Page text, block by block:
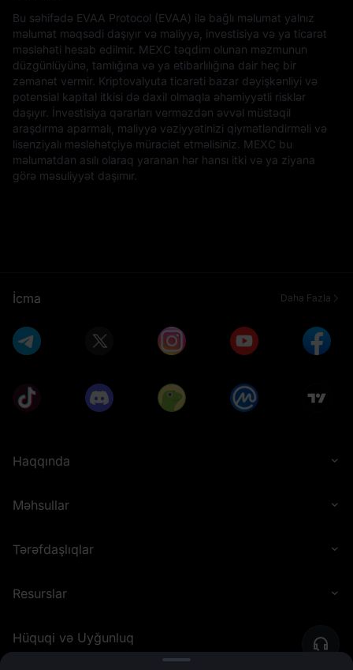
Bu səhifədə EVAA Protocol (EVAA) ilə bağlı məlumat yalnız
məlumat məqsədi daşıyır və maliyyə, investisiya və ya ticarət
məsləhəti hesab edilmir. MEXC təqdim olunan məzmunun
düzgünlüyünə, tamlığına və ya etibarlılığına dair heç bir
zəmanət vermir. Kriptovalyuta ticarəti bazar dəyişkənliyi və
potensial kapital itkisi də daxil olmaqla əhəmiyyətli risklər
daşıyır. İnvestisiya qərarları verməzdən əvvəl müstəqil
araşdırma aparmalı, maliyyə vəziyyətinizi qiymətləndirməli və
lisenziyalı məsləhətçiyə müraciət etməlisiniz. MEXC bu
məlumatdan asılı olaraq yaranan hər hansı itki və ya ziyana
görə məsuliyyət daşımır.
İcma Daha Fazla
Haqqında
Məhsullar
Tərəfdaşlıqlar
Resurslar
Hüquqi və Uyğunluq